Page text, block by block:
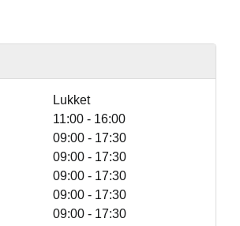
Lukket
11:00 - 16:00
09:00 - 17:30
09:00 - 17:30
09:00 - 17:30
09:00 - 17:30
09:00 - 17:30